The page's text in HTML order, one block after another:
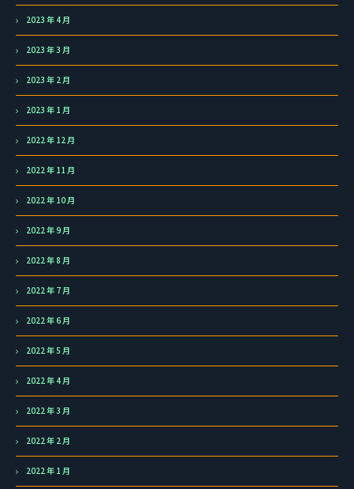
2023 年 4 月
2023 年 3 月
2023 年 2 月
2023 年 1 月
2022 年 12 月
2022 年 11 月
2022 年 10 月
2022 年 9 月
2022 年 8 月
2022 年 7 月
2022 年 6 月
2022 年 5 月
2022 年 4 月
2022 年 3 月
2022 年 2 月
2022 年 1 月